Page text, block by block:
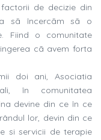
de decizie din
sã încercãm sã o
Fiind o comunitate
cã avem forta
doi ani, Asociatia
în comunitatea
devine din ce în ce
lor, devin din ce
si servicii de terapie